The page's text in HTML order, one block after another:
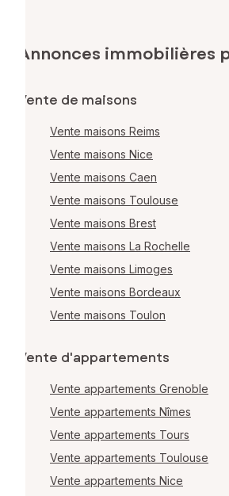
Annonces immobilières
Vente de maisons
Vente maisons Reims
Vente maisons Nice
Vente maisons Caen
Vente maisons Toulouse
Vente maisons Brest
Vente maisons La Rochelle
Vente maisons Limoges
Vente maisons Bordeaux
Vente maisons Toulon
Vente d'appartements
Vente appartements Grenoble
Vente appartements Nîmes
Vente appartements Tours
Vente appartements Toulouse
Vente appartements Nice